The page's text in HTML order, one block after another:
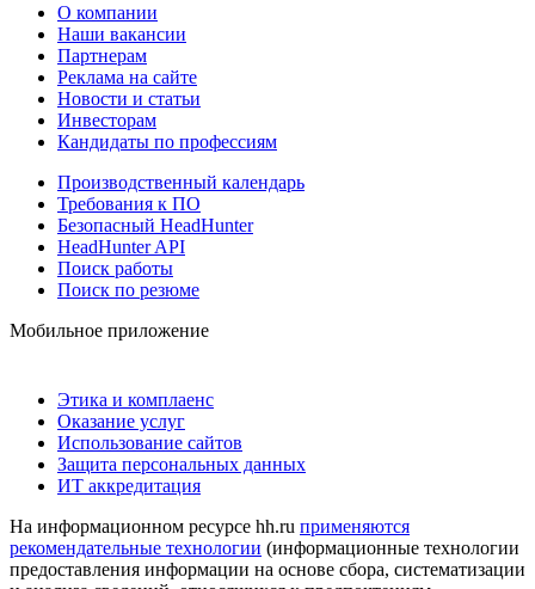
О компании
Наши вакансии
Партнерам
Реклама на сайте
Новости и статьи
Инвесторам
Кандидаты по профессиям
Производственный календарь
Требования к ПО
Безопасный HeadHunter
HeadHunter API
Поиск работы
Поиск по резюме
Мобильное приложение
Этика и комплаенс
Оказание услуг
Использование сайтов
Защита персональных данных
ИТ аккредитация
На информационном ресурсе hh.ru применяются
рекомендательные технологии (информационные технологии
предоставления информации на основе сбора, систематизации